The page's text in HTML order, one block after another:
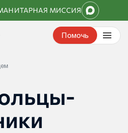
МИССИЯ
Помочь